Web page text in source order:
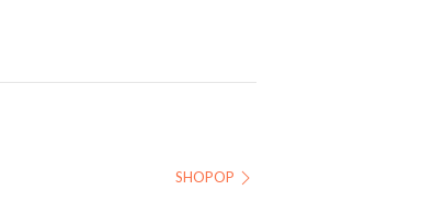
SHOPOP